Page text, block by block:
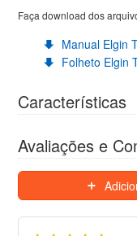
Faça download dos
Manual Elgin
Folheto Elgin
Características
Avaliações e